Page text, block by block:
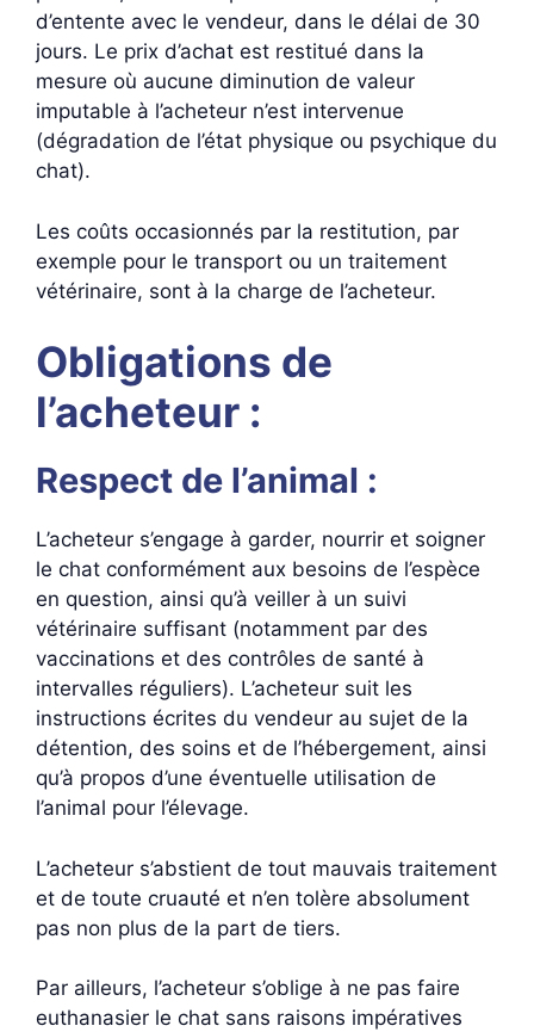
d’entente avec le vendeur, dans le délai de 30
jours. Le prix d’achat est restitué dans la
mesure où aucune diminution de valeur
imputable à l’acheteur n’est intervenue
(dégradation de l’état physique ou psychique du
chat).
Les coûts occasionnés par la restitution, par
exemple pour le transport ou un traitement
vétérinaire, sont à la charge de l’acheteur.
Obligations de
l’acheteur :
Respect de l’animal :
L’acheteur s’engage à garder, nourrir et soigner
le chat conformément aux besoins de l’espèce
en question, ainsi qu’à veiller à un suivi
vétérinaire suffisant (notamment par des
vaccinations et des contrôles de santé à
intervalles réguliers). L’acheteur suit les
instructions écrites du vendeur au sujet de la
détention, des soins et de l’hébergement, ainsi
qu’à propos d’une éventuelle utilisation de
l’animal pour l’élevage.
L’acheteur s’abstient de tout mauvais traitement
et de toute cruauté et n’en tolère absolument
pas non plus de la part de tiers.
Par ailleurs, l’acheteur s’oblige à ne pas faire
euthanasier le chat sans raisons impératives